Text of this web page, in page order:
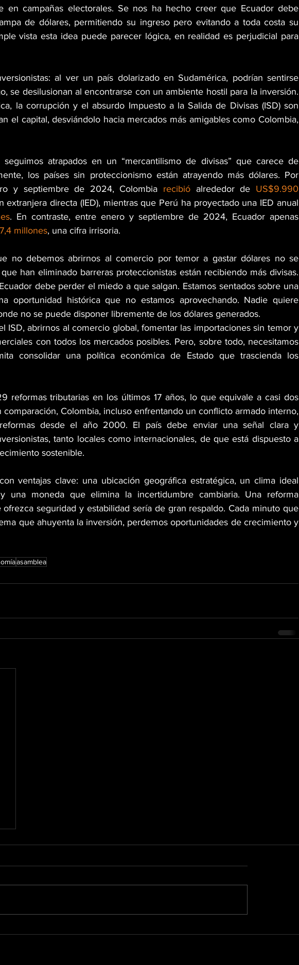
en campañas electorales. Se nos ha hecho creer que Ecuador debe
de dólares, permitiendo su ingreso pero evitando a toda costa su
vista esta idea puede parecer lógica, en realidad es perjudicial para
al ver un país dolarizado en Sudamérica, podrían sentirse
se desilusionan al encontrarse con un ambiente hostil para la inversión.
la corrupción y el absurdo Impuesto a la Salida de Divisas (ISD) son
el capital, desviándolo hacia mercados más amigables como Colombia,
atrapados en un “mercantilismo de divisas” que carece de
los países sin proteccionismo están atrayendo más dólares. Por
y septiembre de 2024, Colombia recibió alrededor de US$9.990
extranjera directa (IED), mientras que Perú ha proyectado una IED anual
. En contraste, entre enero y septiembre de 2024, Ecuador apenas
millones, una cifra irrisoria.
no debemos abrirnos al comercio por temor a gastar dólares no se
han eliminado barreras proteccionistas están recibiendo más divisas.
debe perder el miedo a que salgan. Estamos sentados sobre una
oportunidad histórica que no estamos aprovechando. Nadie quiere
no se puede disponer libremente de los dólares generados.
ISD, abrirnos al comercio global, fomentar las importaciones sin temor y
con todos los mercados posibles. Pero, sobre todo, necesitamos
consolidar una política económica de Estado que trascienda los
reformas tributarias en los últimos 17 años, lo que equivale a casi dos
comparación, Colombia, incluso enfrentando un conflicto armado interno,
desde el año 2000. El país debe enviar una señal clara y
tanto locales como internacionales, de que está dispuesto a
sostenible.
ventajas clave: una ubicación geográfica estratégica, un clima ideal
una moneda que elimina la incertidumbre cambiaria. Una reforma
seguridad y estabilidad sería de gran respaldo. Cada minuto que
que ahuyenta la inversión, perdemos oportunidades de crecimiento y
asamblea